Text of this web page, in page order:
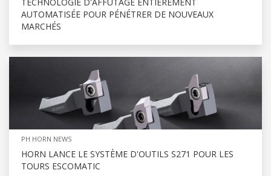
AUTOMATISÉE POUR PÉNÉTRER DE NOUVEAUX
MARCHÉS
PH HORN NEWS
HORN LANCE LE SYSTÈME D'OUTILS S271 POUR LES
TOURS ESCOMATIC